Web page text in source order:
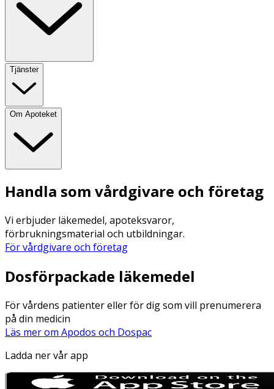
Tjänster
Om Apoteket
Handla som vårdgivare och företag
Vi erbjuder läkemedel, apoteksvaror,
förbrukningsmaterial och utbildningar.
För vårdgivare och företag
Dosförpackade läkemedel
För vårdens patienter eller för dig som vill prenumerera
på din medicin
Läs mer om Apodos och Dospac
Ladda ner vår app